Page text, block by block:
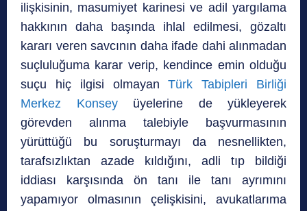
ilişkisinin, masumiyet karinesi ve adil yargılama
hakkının daha başında ihlal edilmesi, gözaltı
kararı veren savcının daha ifade dahi alınmadan
suçluluğuma karar verip, kendince emin olduğu
suçu hiç ilgisi olmayanTürk Tabipleri Birliği
Merkez Konseyüyelerine de yükleyerek
görevden alınma talebiyle başvurmasının
yürüttüğü bu soruşturmayı da nesnellikten,
tarafsızlıktan azade kıldığını, adli tıp bildiği
iddiası karşısında ön tanı ile tanı ayrımını
yapamıyor olmasının çelişkisini, avukatlarıma